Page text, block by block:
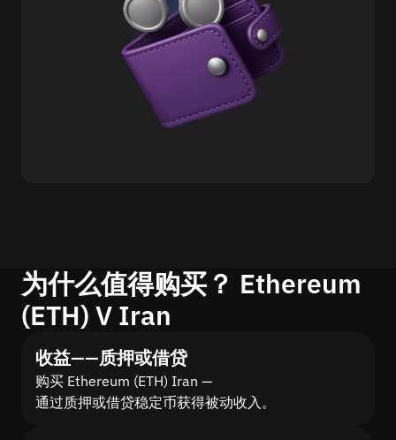
为什么值得购买？ Ethereum
(ETH) V Iran
收益——质押或借贷
购买 Ethereum (ETH) Iran —
通过质押或借贷稳定币获得被动收入。